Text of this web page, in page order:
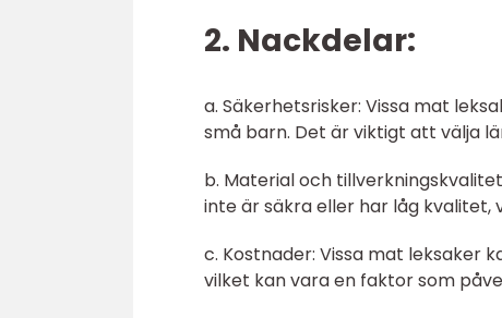
2. Nackdelar:
a. Säkerhetsrisker: Vissa mat
små barn. Det är viktigt att välja
b. Material och
inte är säkra eller har låg
c. Kostnader: Vissa mat leksaker
vilket kan vara en faktor som